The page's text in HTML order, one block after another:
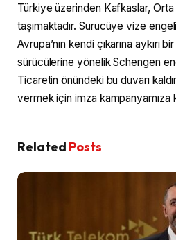
Türkiye üzerinden Kafkaslar,
taşımaktadır. Sürücüye vize
Avrupa’nın kendi çıkarına aykırı
sürücülerine yönelik Schengen
Ticaretin önündeki bu duvarı
vermek için imza kampanyamıza
Related Posts